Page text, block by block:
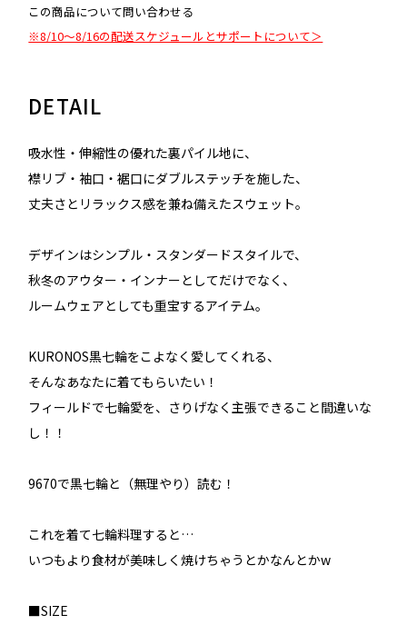
この商品について問い合わせる
※8/10～8/16の配送スケジュールとサポートについて＞
DETAIL
吸水性・伸縮性の優れた裏パイル地に、
襟リブ・袖口・裾口にダブルステッチを施した、
丈夫さとリラックス感を兼ね備えたスウェット。
デザインはシンプル・スタンダードスタイルで、
秋冬のアウター・インナーとしてだけでなく、
ルームウェアとしても重宝するアイテム。
KURONOS黒七輪をこよなく愛してくれる、
そんなあなたに着てもらいたい！
フィールドで七輪愛を、さりげなく主張できること間違いな
し！！
9670で黒七輪と（無理やり）読む！
これを着て七輪料理すると…
いつもより食材が美味しく焼けちゃうとかなんとかw
■SIZE